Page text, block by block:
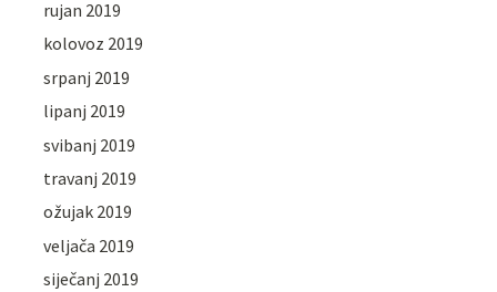
rujan 2019
kolovoz 2019
srpanj 2019
lipanj 2019
svibanj 2019
travanj 2019
ožujak 2019
veljača 2019
siječanj 2019